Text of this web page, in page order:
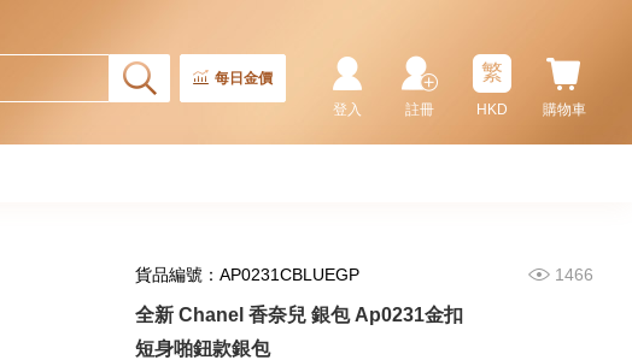
每日金價
購物車
繁
HKD
註冊
登入
貨品編號：AP0231CBLUEGP 1466
全新 Chanel 香奈兒 銀包 Ap0231金扣
短身啪鈕款銀包
全新 Chanel 香奈兒 銀包 Ap4472